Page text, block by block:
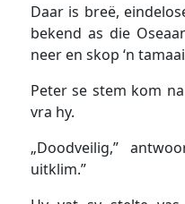
Daar is breë,
bekend as die
neer en skop ‘n
Peter se stem kom
vra hy.
„Doodveilig,”
uitklim.”